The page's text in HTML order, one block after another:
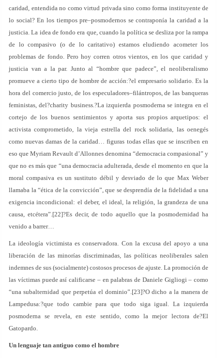
caridad, entendida no como virtud privada sino como forma instituyente de
lo social? En los tiempos pre–posmodernos se contraponía la caridad a la
justicia. La idea de fondo era que, cuando la política se desliza por la rampa
de lo compasivo (o de lo caritativo) estamos eludiendo acometer los
problemas de fondo. Pero hoy corren otros vientos, en los que caridad y
justicia van a la par. Junto al “hombre que padece”, el neoliberalismo
promueve a cierto tipo de hombre de acción:?el empresario solidario. Es la
hora del comercio justo, de los especuladores–filántropos, de las banqueras
feministas, del?charity business.?La izquierda posmoderna se integra en el
cortejo de los buenos sentimientos y aporta sus propios arquetipos: el
activista comprometido, la vieja estrella del rock solidaria, las oenegés
como nuevas damas de la caridad… figuras todas ellas que se inscriben en
eso que Myriam Revault d’Allonnes denomina “democracia compasional” y
que no es más que “una democracia adulterada, desde el momento en que la
moral compasiva es un sustituto débil y desviado de lo que Max Weber
llamaba la “ética de la convicción”, que se desprendía de la fidelidad a una
exigencia incondicional: el deber, el ideal, la religión, la grandeza de una
causa, etcétera”.[22]?Es decir, de todo aquello que la posmodernidad ha
venido a barrer…
La ideología victimista es conservadora. Con la excusa del apoyo a una
liberación de las minorías discriminadas, las políticas neoliberales salen
indemnes de sus (socialmente) costosos procesos de ajuste. La promoción de
las víctimas puede así calificarse – en palabras de Daniele Gigliogi – como
“una subalternidad que perpetúa el dominio”.[23]?O dicho a la manera de
Lampedusa:?que todo cambie para que todo siga igual. La izquierda
posmoderna se revela, en este sentido, como la mejor lectora de?El
Gatopardo.
Un lenguaje tan antiguo como el hombre